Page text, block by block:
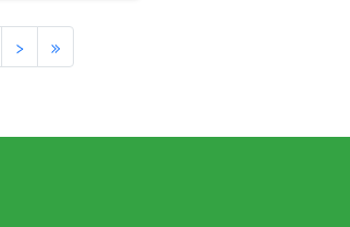
› »